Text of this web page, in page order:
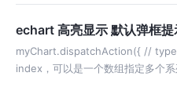
echart 高亮显示 默认弹框提
myChart.dispatchAction({ //
index，可以是一个数组指定多个